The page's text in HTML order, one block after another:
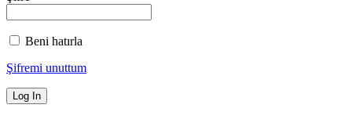
Beni hatırla
Şifremi unuttum